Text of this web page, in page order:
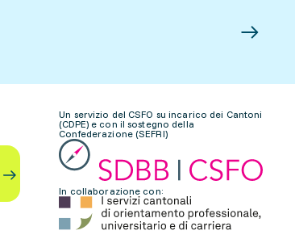
Un servizio del CSFO su incarico dei Cantoni
(CDPE) e con il sostegno della
Confederazione (SEFRI)
In collaborazione con: